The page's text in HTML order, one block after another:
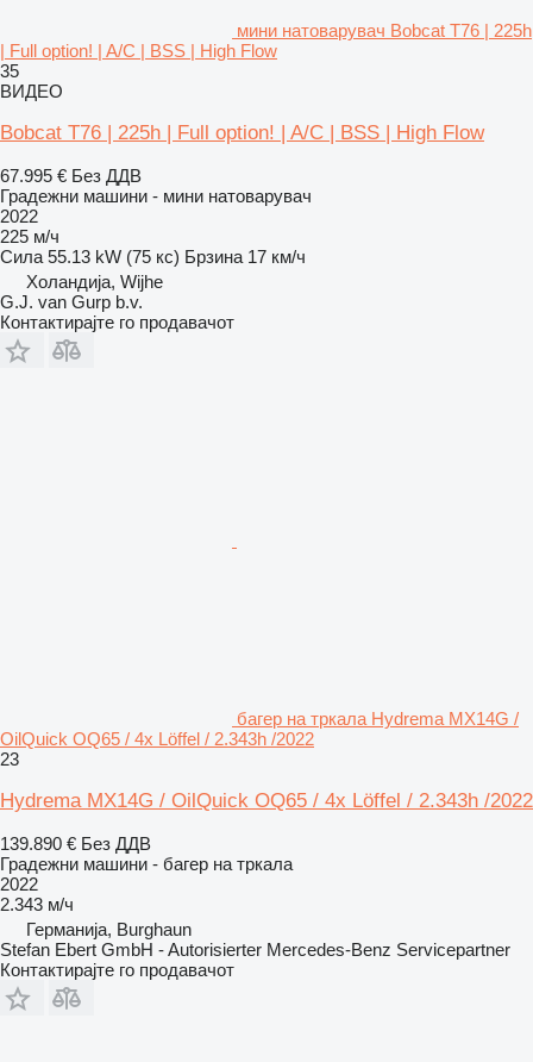
мини натоварувач Bobcat T76 | 225h
| Full option! | A/C | BSS | High Flow
35
ВИДЕО
Bobcat T76 | 225h | Full option! | A/C | BSS | High Flow
67.995 € Без ДДВ
Градежни машини - мини натоварувач
2022
225 м/ч
Сила 55.13 kW (75 кс) Брзина 17 км/ч
Холандија, Wijhe
G.J. van Gurp b.v.
Контактирајте го продавачот
багер на тркала Hydrema MX14G /
OilQuick OQ65 / 4x Löffel / 2.343h /2022
23
Hydrema MX14G / OilQuick OQ65 / 4x Löffel / 2.343h /2022
139.890 € Без ДДВ
Градежни машини - багер на тркала
2022
2.343 м/ч
Германија, Burghaun
Stefan Ebert GmbH - Autorisierter Mercedes-Benz Servicepartner
Контактирајте го продавачот